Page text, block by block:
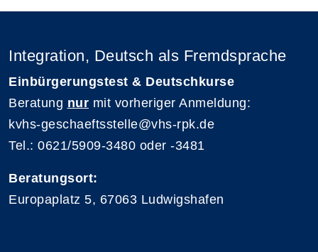
Integration, Deutsch als Fremdsprache
Einbürgerungstest & Deutschkurse
Beratung nur mit vorheriger Anmeldung:
kvhs-geschaeftsstelle@vhs-rpk.de
Tel.: 0621/5909-3480 oder -3481
Beratungsort:
Europaplatz 5, 67063 Ludwigshafen